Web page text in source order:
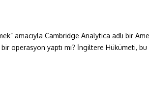
amacıyla Cambridge Analytica adlı bir
operasyon yaptı mı? İngiltere Hükümeti,